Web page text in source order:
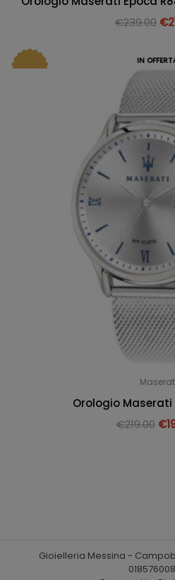
€239.00 €
IN
Orologio Maserati
€219.00 €
Gioielleria Messina -